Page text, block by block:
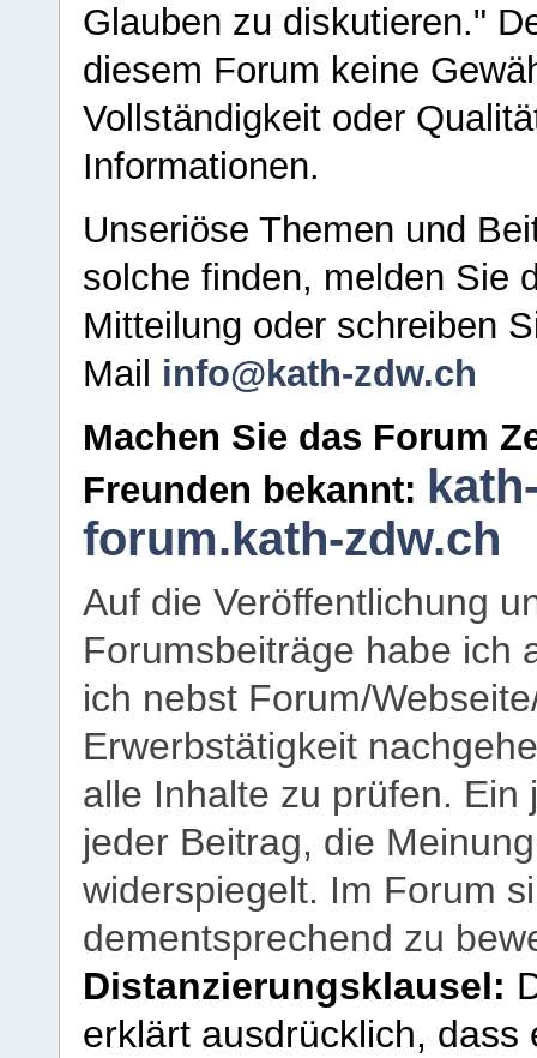
Glauben zu diskutieren."
diesem Forum keine
Vollständigkeit oder
Informationen.
Unseriöse Themen und
solche finden, melden Sie
Mitteilung oder schreiben
Mail info@kath-zdw.ch
Machen Sie das Forum
Freunden bekannt:
forum.kath-zdw.ch
Auf die Veröffentlichung
Forumsbeiträge habe ich
ich nebst Forum/
Erwerbstätigkeit
alle Inhalte zu prüfen.
jeder Beitrag, die
widerspiegelt. Im Forum
dementsprechend zu
Distanzierungsklausel:
erklärt ausdrücklich,